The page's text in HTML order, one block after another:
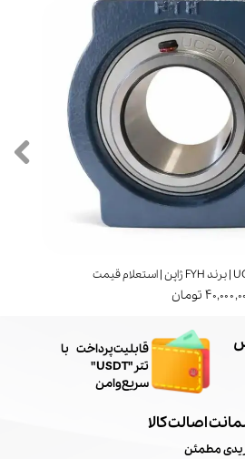
تومان
اصالت کالا
مطمئن
​قابلیت پرداخت با
تتر"USDT"
سریع و امن